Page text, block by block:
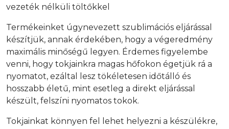
vezeték nélküli töltőkkel
Termékeinket úgynevezett szublimációs eljárással
készítjük, annak érdekében, hogy a végeredmény
maximális minőségű legyen. Érdemes figyelembe
venni, hogy tokjainkra magas hőfokon égetjük rá a
nyomatot, ezáltal lesz tökéletesen időtálló és
hosszabb életű, mint esetleg a direkt eljárással
készült, felszíni nyomatos tokok.
Tokjainkat könnyen fel lehet helyezni a készülékre,